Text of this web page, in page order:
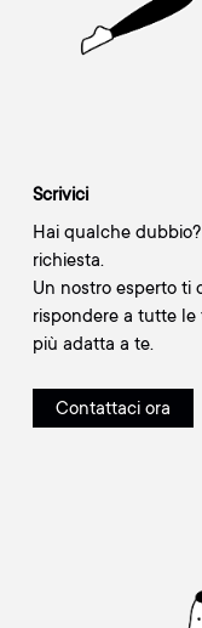
Scrivici
Hai qualche
richiesta.
Un nostro esperto ti
rispondere a tutte le
più adatta a te.
Contattaci ora